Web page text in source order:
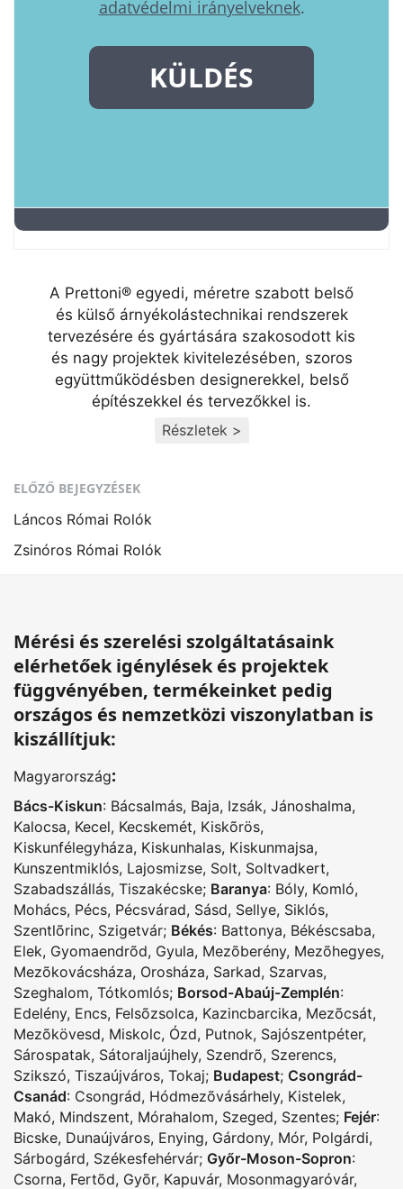
A Prettoni® egyedi, méretre szabott belső
és külső árnyékolástechnikai rendszerek
tervezésére és gyártására szakosodott kis
és nagy projektek kivitelezésében, szoros
együttműködésben designerekkel, belső
építészekkel és tervezőkkel is.
Részletek >
ELŐZŐ BEJEGYZÉSEK
Láncos Római Rolók
Zsinóros Római Rolók
Mérési és szerelési szolgáltatásaink
elérhetőek igénylések és projektek
függvényében, termékeinket pedig
országos és nemzetközi viszonylatban is
kiszállítjuk:
Magyarország:
Bács-Kiskun: Bácsalmás, Baja, Izsák, Jánoshalma,
Kalocsa, Kecel, Kecskemét, Kiskõrös,
Kiskunfélegyháza, Kiskunhalas, Kiskunmajsa,
Kunszentmiklós, Lajosmizse, Solt, Soltvadkert,
Szabadszállás, Tiszakécske; Baranya: Bóly, Komló,
Mohács, Pécs, Pécsvárad, Sásd, Sellye, Siklós,
Szentlõrinc, Szigetvár; Békés: Battonya, Békéscsaba,
Elek, Gyomaendrõd, Gyula, Mezõberény, Mezõhegyes,
Mezõkovácsháza, Orosháza, Sarkad, Szarvas,
Szeghalom, Tótkomlós; Borsod-Abaúj-Zemplén:
Edelény, Encs, Felsõzsolca, Kazincbarcika, Mezõcsát,
Mezõkövesd, Miskolc, Ózd, Putnok, Sajószentpéter,
Sárospatak, Sátoraljaújhely, Szendrõ, Szerencs,
Szikszó, Tiszaújváros, Tokaj; Budapest; Csongrád-
Csanád: Csongrád, Hódmezõvásárhely, Kistelek,
Makó, Mindszent, Mórahalom, Szeged, Szentes; Fejér:
Bicske, Dunaújváros, Enying, Gárdony, Mór, Polgárdi,
Sárbogárd, Székesfehérvár; Győr-Moson-Sopron:
Csorna, Fertõd, Gyõr, Kapuvár, Mosonmagyaróvár,